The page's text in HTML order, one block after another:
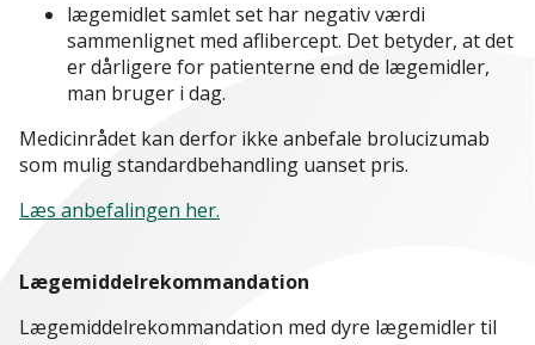
lægemidlet samlet set har negativ værdi
sammenlignet med aflibercept. Det betyder, at det
er dårligere for patienterne end de lægemidler,
man bruger i dag.
Medicinrådet kan derfor ikke anbefale brolucizumab
som mulig standardbehandling uanset pris.
Læs anbefalingen her.
Lægemiddelrekommandation
Lægemiddelrekommandation med dyre lægemidler til